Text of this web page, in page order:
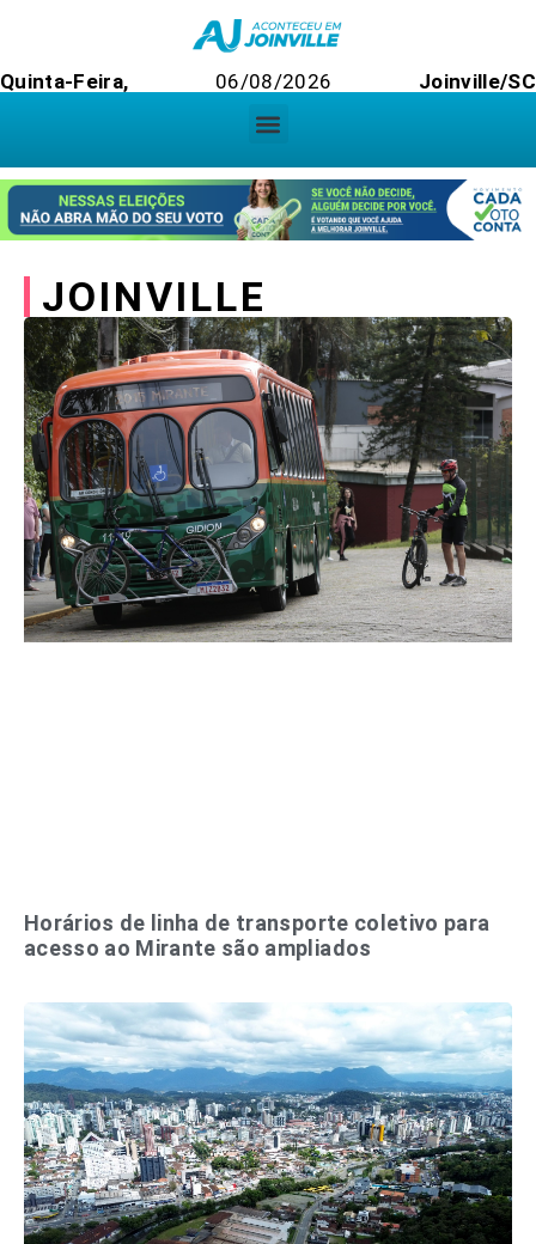
Quinta-Feira, 06/08/2026 Joinville/SC
JOINVILLE
Horários de linha de transporte coletivo para
acesso ao Mirante são ampliados